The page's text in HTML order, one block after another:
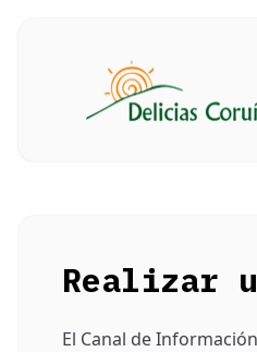
Realizar
El Canal de